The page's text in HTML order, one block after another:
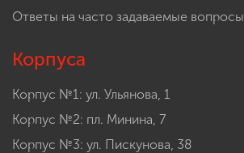
Ответы на часто задаваемые вопросы
Корпуса
Корпус №1: ул. Ульянова, 1
Корпус №2: пл. Минина, 7
Корпус №3: ул. Пискунова, 38